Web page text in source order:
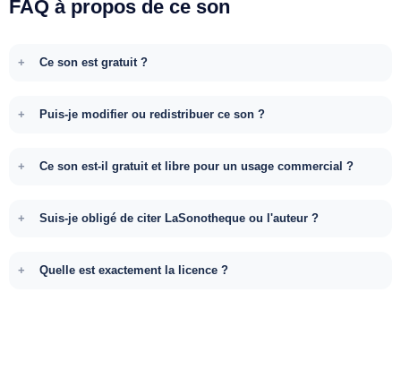
FAQ à propos de ce son
Ce son est gratuit ?
Puis-je modifier ou redistribuer ce son ?
Ce son est-il gratuit et libre pour un usage commercial ?
Suis-je obligé de citer LaSonotheque ou l'auteur ?
Quelle est exactement la licence ?